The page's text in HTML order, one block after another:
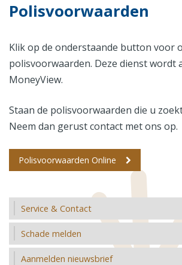
Polisvoorwaarden
Klik op de onderstaande button voor
polisvoorwaarden. Deze dienst wordt
MoneyView.
Staan de polisvoorwaarden die u
Neem dan gerust contact met ons op.
Polisvoorwaarden Online
Service & Contact
Schade melden
Aanmelden nieuwsbrief